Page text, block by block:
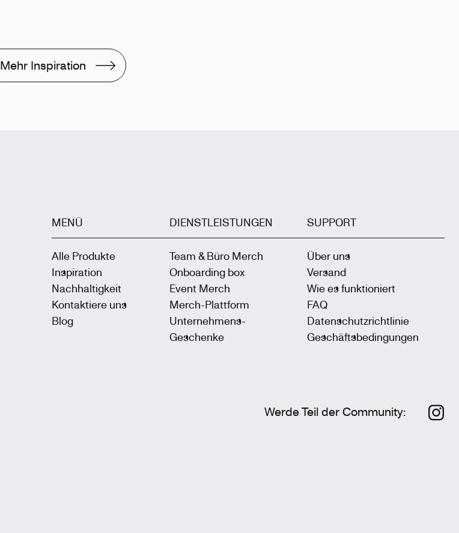
Mehr Inspiration
MENÜ
Alle Produkte
Inspiration
Nachhaltigkeit
Kontaktiere uns
Blog
DIENSTLEISTUNGEN
Team & Büro Merch
Onboarding box
Event Merch
Merch-Plattform
Unternehmens-
Geschenke
SUPPORT
Über uns
Versand
Wie es funktioniert
FAQ
Datenschutzrichtlinie
Geschäftsbedingungen
Werde Teil der Community: